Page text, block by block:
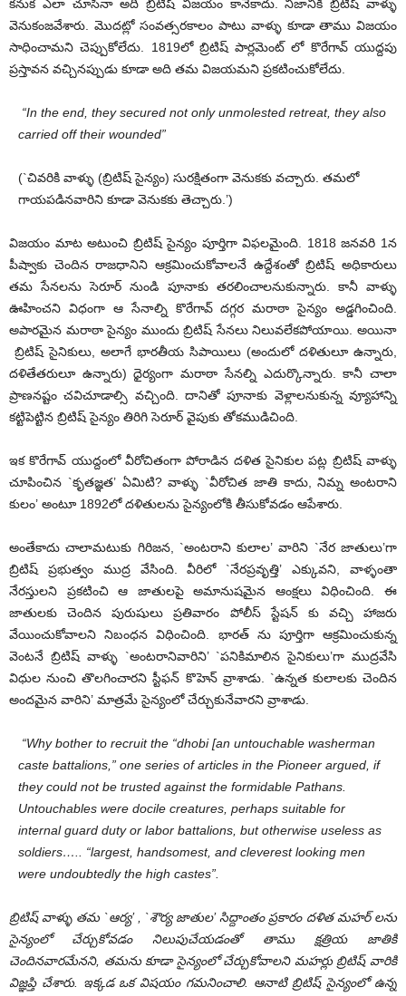
కనుక ఎలా చూసినా అది బ్రిటిష్ విజయం కానేకాదు. నిజానికి బ్రిటిష్ వాళ్ళు
వెనుకంజవేశారు. మొదట్లో సంవత్సరకాలం పాటు వాళ్ళు కూడా తాము విజయం
సాధించామని చెప్పుకోలేదు. 1819లో బ్రిటిష్ పార్లమెంట్ లో కొరేగావ్ యుద్దపు
ప్రస్తావన వచ్చినప్పుడు కూడా అది తమ విజయమని ప్రకటించుకోలేదు.
“In the end, they secured not only unmolested retreat, they also
carried off their wounded”
(`చివరికి వాళ్ళు (బ్రిటిష్ సైన్యం) సురక్షితంగా వెనుకకు వచ్చారు. తమలో
గాయపడినవారిని కూడా వెనుకకు తెచ్చారు.’)
విజయం మాట అటుంచి బ్రిటిష్ సైన్యం పూర్తిగా విఫలమైంది. 1818 జనవరి 1న
పీష్వాకు చెందిన రాజధానిని ఆక్రమించుకోవాలనే ఉద్దేశంతో బ్రిటిష్ అధికారులు
తమ సేనలను సెరూర్ నుండి పూనాకు తరలించాలనుకున్నారు. కానీ వాళ్ళు
ఊహించని విధంగా ఆ సేనాల్ని కొరేగావ్ దగ్గర మరాఠా సైన్యం అడ్డగించింది.
అపారమైన మరాఠా సైన్యం ముందు బ్రిటిష్ సేనలు నిలువలేకపోయాయి. అయినా
బ్రిటిష్ సైనికులు, అలాగే భారతీయ సిపాయిలు (అందులో దళితులూ ఉన్నారు,
దళితేతరులూ ఉన్నారు) ధైర్యంగా మరాఠా సేనల్ని ఎదుర్కొన్నారు. కానీ చాలా
ప్రాణనష్టం చవిచూడాల్సి వచ్చింది. దానితో పూనాకు వెళ్లాలనుకున్న వ్యూహాన్ని
కట్టిపెట్టిన బ్రిటిష్ సైన్యం తిరిగి సెరూర్ వైపుకు తోకముడిచింది.
ఇక కొరేగావ్ యుద్దంలో వీరోచితంగా పోరాడిన దళిత సైనికుల పట్ల బ్రిటిష్ వాళ్ళు
చూపించిన `కృతజ్ఞత’ ఏమిటి? వాళ్ళు `వీరోచిత జాతి కాదు, నిమ్న అంటరాని
కులం’ అంటూ 1892లో దళితులను సైన్యంలోకి తీసుకోవడం ఆపేశారు.
అంతేకాదు చాలామటుకు గిరిజన, `అంటరాని కులాల’ వారిని `నేర జాతులు’గా
బ్రిటిష్ ప్రభుత్వం ముద్ర వేసింది. వీరిలో `నేరప్రవృత్తి’ ఎక్కువని, వాళ్ళంతా
నేరస్తులని ప్రకటించి ఆ జాతులపై అమానుషమైన ఆంక్షలు విధించింది. ఈ
జాతులకు చెందిన పురుషులు ప్రతివారం పోలీస్ స్టేషన్ కు వచ్చి హాజరు
వేయించుకోవాలని నిబంధన విధించింది. భారత్ ను పూర్తిగా ఆక్రమించుకున్న
వెంటనే బ్రిటిష్ వాళ్ళు `అంటరానివారిని’ `పనికిమాలిన సైనికులు’గా ముద్రవేసి
విధుల నుంచి తొలగించారని స్టీఫన్ కొహెన్ వ్రాశాడు. `ఉన్నత కులాలకు చెందిన
అందమైన వారిని’ మాత్రమే సైన్యంలో చేర్చుకునేవారని వ్రాశాడు.
“Why bother to recruit the “dhobi [an untouchable washerman
caste battalions,” one series of articles in the Pioneer argued, if
they could not be trusted against the formidable Pathans.
Untouchables were docile creatures, perhaps suitable for
internal guard duty or labor battalions, but otherwise useless as
soldiers….. “largest, handsomest, and cleverest looking men
were undoubtedly the high castes”.
బ్రిటిష్ వాళ్ళు తమ `ఆర్య’ , `శౌర్య జాతుల’ సిద్దాంతం ప్రకారం దళిత మహర్ లను
సైన్యంలో చేర్చుకోవడం నిలుపుచేయడంతో తాము క్షత్రియ జాతికి
చెందినవారమేనని, తమను కూడా సైన్యంలో చేర్చుకోవాలని మహర్లు బ్రిటిష్ వారికి
విజ్ఞప్తి చేశారు. ఇక్కడ ఒక విషయం గమనించాలి. ఆనాటి బ్రిటిష్ సైన్యంలో ఉన్న